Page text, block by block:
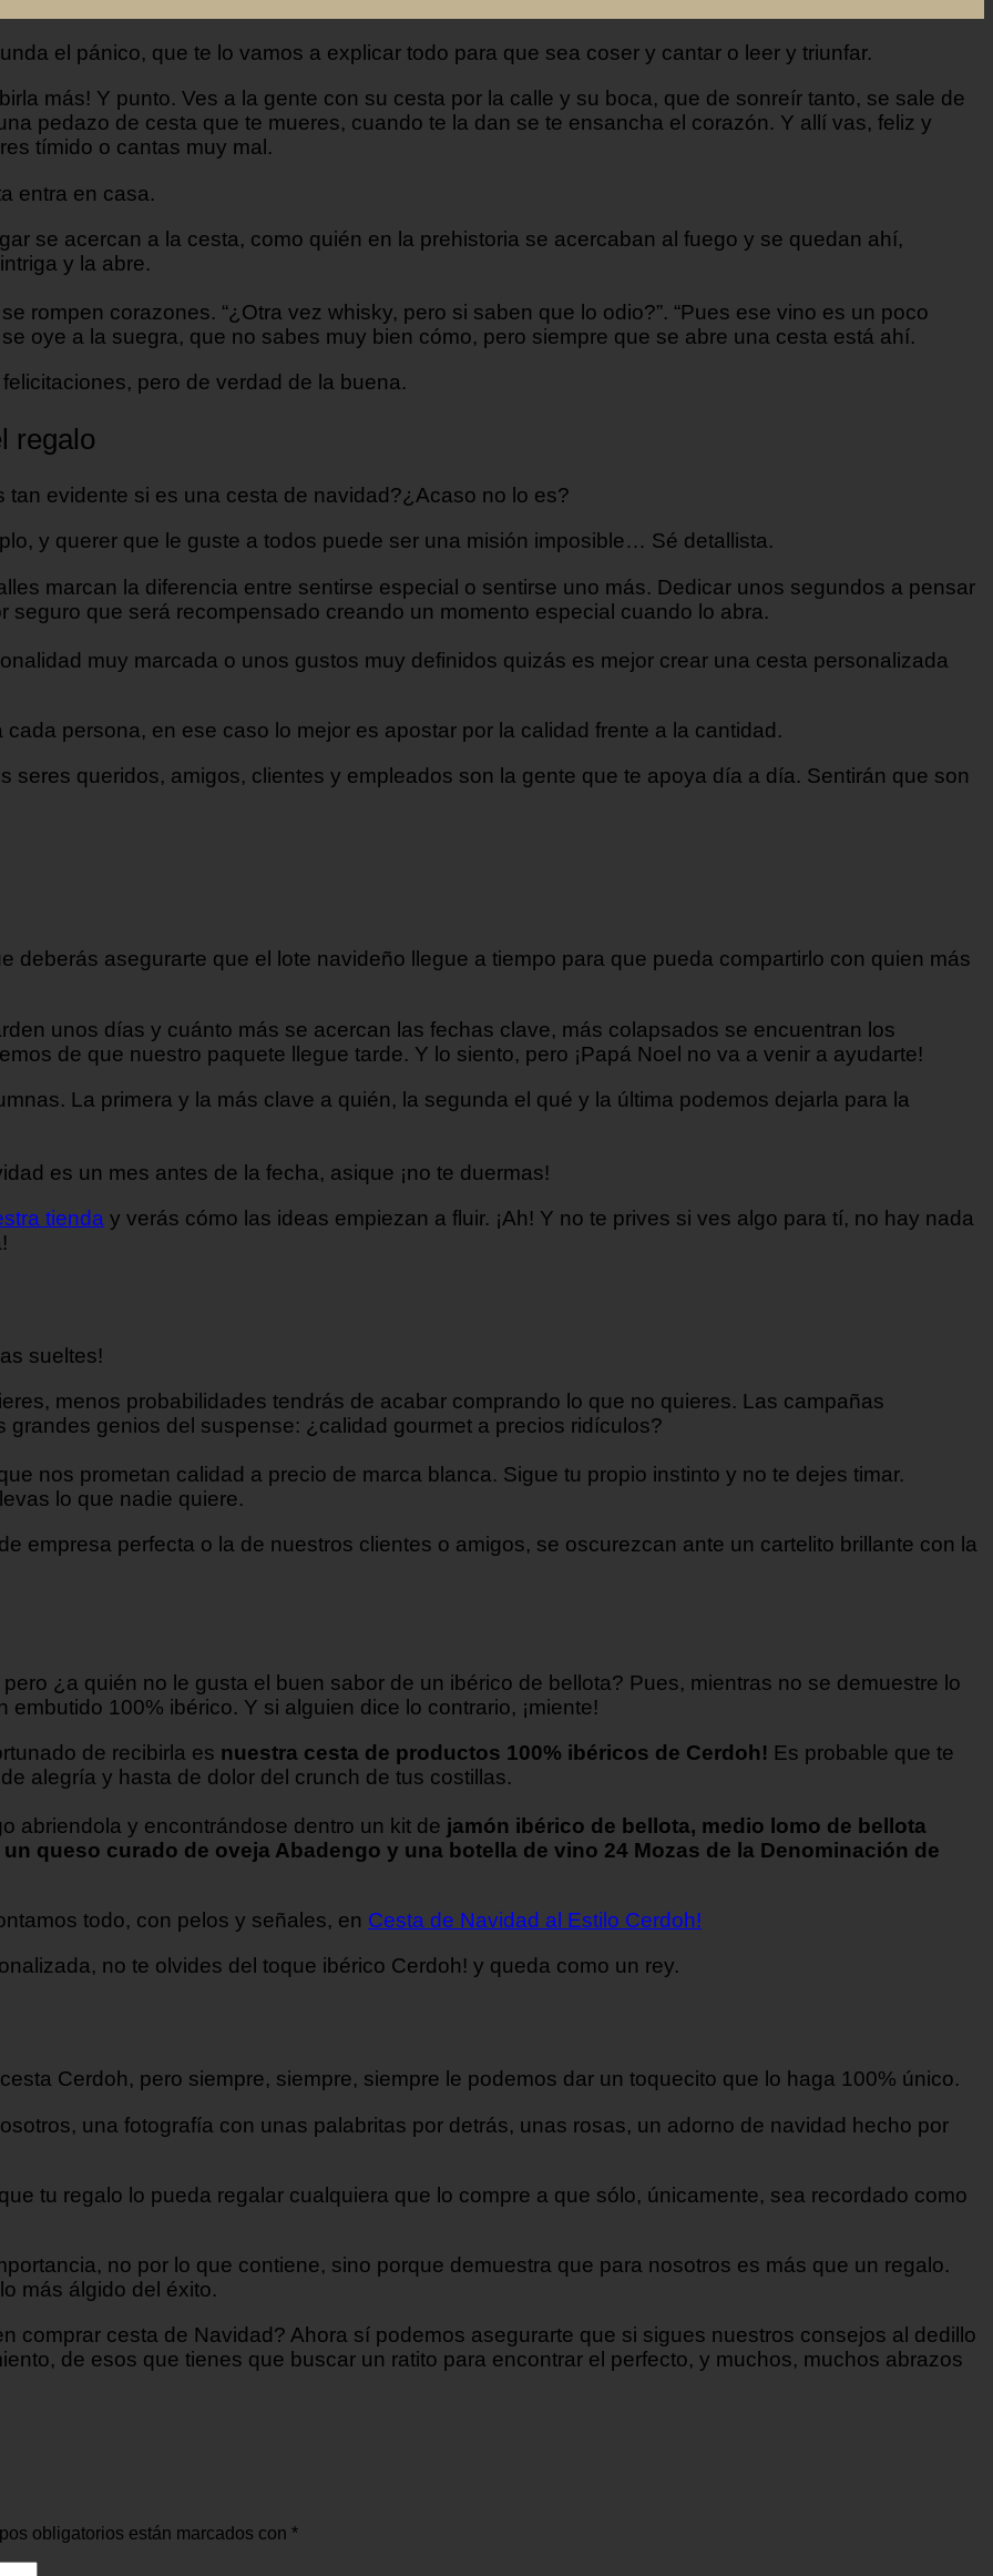
el pánico, que te lo vamos a explicar todo para que sea coser y cantar o leer y triunfar.
más! Y punto. Ves a la gente con su cesta por la calle y su boca, que de sonreír tanto, se sale de
pedazo de cesta que te mueres, cuando te la dan se te ensancha el corazón. Y allí vas, feliz y
tímido o cantas muy mal.
entra en casa.
se acercan a la cesta, como quién en la prehistoria se acercaban al fuego y se quedan ahí,
y la abre.
rompen corazones. “¿Otra vez whisky, pero si saben que lo odio?”. “Pues ese vino es un poco
oye a la suegra, que no sabes muy bien cómo, pero siempre que se abre una cesta está ahí.
pero de verdad de la buena.
regalo
evidente si es una cesta de navidad?¿Acaso no lo es?
y querer que le guste a todos puede ser una misión imposible… Sé detallista.
marcan la diferencia entre sentirse especial o sentirse uno más. Dedicar unos segundos a pensar
seguro que será recompensado creando un momento especial cuando lo abra.
muy marcada o unos gustos muy definidos quizás es mejor crear una cesta personalizada
persona, en ese caso lo mejor es apostar por la calidad frente a la cantidad.
seres queridos, amigos, clientes y empleados son la gente que te apoya día a día. Sentirán que son
deberás asegurarte que el lote navideño llegue a tiempo para que pueda compartirlo con quien más
unos días y cuánto más se acercan las fechas clave, más colapsados se encuentran los
de que nuestro paquete llegue tarde. Y lo siento, pero ¡Papá Noel no va a venir a ayudarte!
La primera y la más clave a quién, la segunda el qué y la última podemos dejarla para la
es un mes antes de la fecha, asique ¡no te duermas!
tienda y verás cómo las ideas empiezan a fluir. ¡Ah! Y no te prives si ves algo para tí, no hay nada
sueltes!
menos probabilidades tendrás de acabar comprando lo que no quieres. Las campañas
genios del suspense: ¿calidad gourmet a precios ridículos?
nos prometan calidad a precio de marca blanca. Sigue tu propio instinto y no te dejes timar.
lo que nadie quiere.
empresa perfecta o la de nuestros clientes o amigos, se oscurezcan ante un cartelito brillante con la
¿a quién no le gusta el buen sabor de un ibérico de bellota? Pues, mientras no se demuestre lo
100% ibérico. Y si alguien dice lo contrario, ¡miente!
de recibirla es nuestra cesta de productos 100% ibéricos de Cerdoh! Es probable que te
alegría y hasta de dolor del crunch de tus costillas.
abriendola y encontrándose dentro un kit de jamón ibérico de bellota, medio lomo de bellota
queso curado de oveja Abadengo y una botella de vino 24 Mozas de la Denominación de
todo, con pelos y señales, en Cesta de Navidad al Estilo Cerdoh!
no te olvides del toque ibérico Cerdoh! y queda como un rey.
Cerdoh, pero siempre, siempre, siempre le podemos dar un toquecito que lo haga 100% único.
una fotografía con unas palabritas por detrás, unas rosas, un adorno de navidad hecho por
tu regalo lo pueda regalar cualquiera que lo compre a que sólo, únicamente, sea recordado como
no por lo que contiene, sino porque demuestra que para nosotros es más que un regalo.
más álgido del éxito.
comprar cesta de Navidad? Ahora sí podemos asegurarte que si sigues nuestros consejos al dedillo
de esos que tienes que buscar un ratito para encontrar el perfecto, y muchos, muchos abrazos
obligatorios están marcados con *